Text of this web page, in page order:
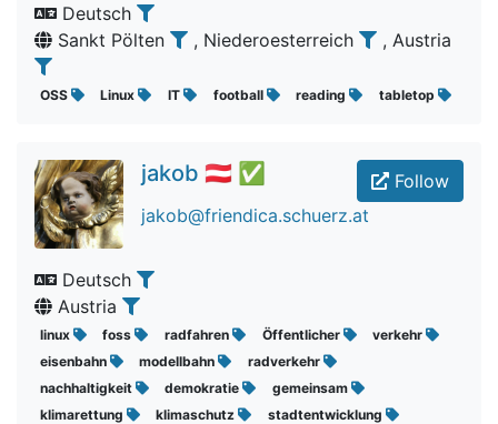
Deutsch
Sankt Pölten
, Niederoesterreich , Austria
OSS Linux IT football reading tabletop
Follow
jakob 🇦🇹 ✅
jakob@friendica.schuerz.at
Deutsch
Austria
linux foss radfahren Öffentlicher
verkehr
eisenbahn
modellbahn
radverkehr
nachhaltigkeit
demokratie
gemeinsam
klimarettung
klimaschutz
stadtentwicklung